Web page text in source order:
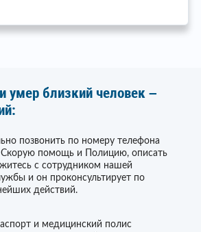
умер близкий человек –
позвонить по номеру телефона
Скорую помощь и Полицию, описать
с сотрудником нашей
и он проконсультирует по
действий.
и медицинский полис